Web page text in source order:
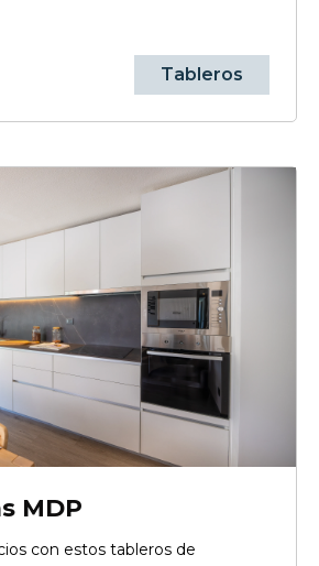
Tableros
MDP
con estos tableros de